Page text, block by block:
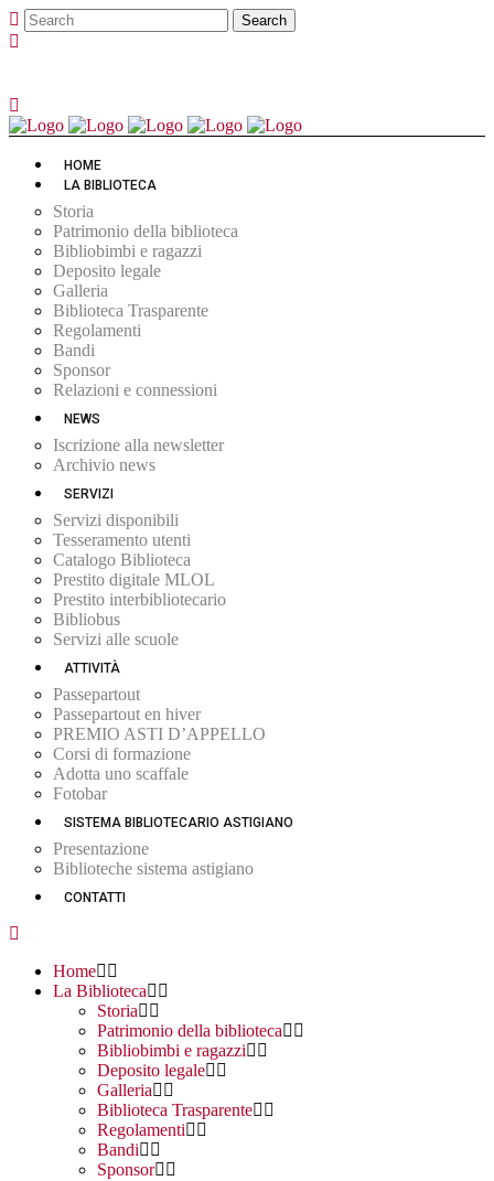
HOME
LA BIBLIOTECA
Storia
Patrimonio della biblioteca
Bibliobimbi e ragazzi
Deposito legale
Galleria
Biblioteca Trasparente
Regolamenti
Bandi
Sponsor
Relazioni e connessioni
NEWS
Iscrizione alla newsletter
Archivio news
SERVIZI
Servizi disponibili
Tesseramento utenti
Catalogo Biblioteca
Prestito digitale MLOL
Prestito interbibliotecario
Bibliobus
Servizi alle scuole
ATTIVITÀ
Passepartout
Passepartout en hiver
PREMIO ASTI D’APPELLO
Corsi di formazione
Adotta uno scaffale
Fotobar
SISTEMA BIBLIOTECARIO ASTIGIANO
Presentazione
Biblioteche sistema astigiano
CONTATTI
Home
La Biblioteca
Storia
Patrimonio della biblioteca
Bibliobimbi e ragazzi
Deposito legale
Galleria
Biblioteca Trasparente
Regolamenti
Bandi
Sponsor